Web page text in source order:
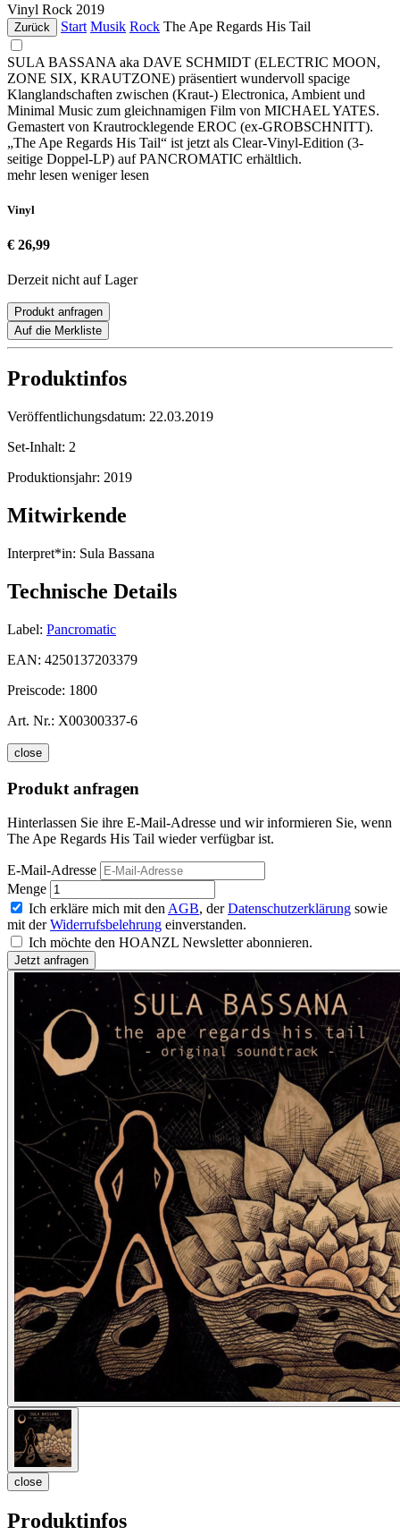
Vinyl Rock 2019
Zurück Start Musik Rock The Ape Regards His Tail
SULA BASSANA aka DAVE SCHMIDT (ELECTRIC MOON,
ZONE SIX, KRAUTZONE) präsentiert wundervoll spacige
Klanglandschaften zwischen (Kraut-) Electronica, Ambient und
Minimal Music zum gleichnamigen Film von MICHAEL YATES.
Gemastert von Krautrocklegende EROC (ex-GROBSCHNITT).
„The Ape Regards His Tail“ ist jetzt als Clear-Vinyl-Edition (3-
seitige Doppel-LP) auf PANCROMATIC erhältlich.
mehr lesen weniger lesen
Vinyl
€ 26,99
Derzeit nicht auf Lager
Produkt anfragen
Auf die Merkliste
Produktinfos
Veröffentlichungsdatum: 22.03.2019
Set-Inhalt: 2
Produktionsjahr: 2019
Mitwirkende
Interpret*in: Sula Bassana
Technische Details
Label: Pancromatic
EAN: 4250137203379
Preiscode: 1800
Art. Nr.: X00300337-6
close
Produkt anfragen
Hinterlassen Sie ihre E-Mail-Adresse und wir informieren Sie, wenn
The Ape Regards His Tail wieder verfügbar ist.
E-Mail-Adresse
Menge
Ich erkläre mich mit den AGB, derDatenschutzerklärung sowie
mit derWiderrufsbelehrung einverstanden.
Ich möchte den HOANZL Newsletter abonnieren.
close
Produktinfos